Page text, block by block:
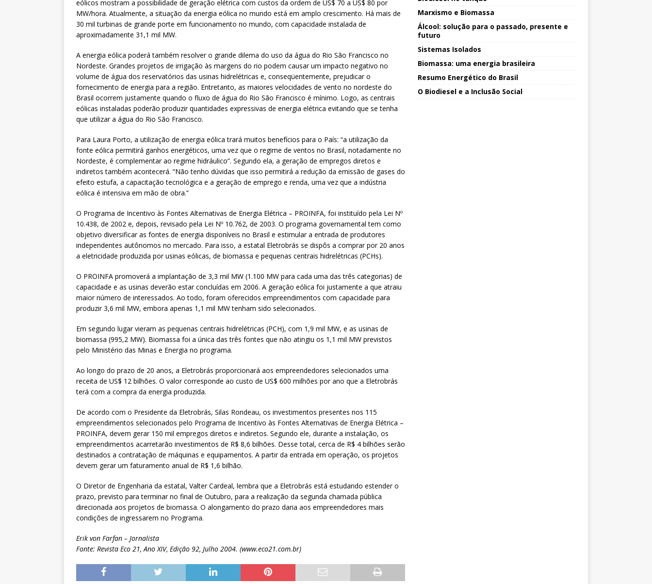
eólicos mostram a possibilidade de geração elétrica com custos da ordem de US$ 70 a US$ 80 por
MW/hora. Atualmente, a situação da energia eólica no mundo está em amplo crescimento. Há mais de
30 mil turbinas de grande porte em funcionamento no mundo, com capacidade instalada de
aproximadamente 31,1 mil MW.
A energia eólica poderá também resolver o grande dilema do uso da água do Rio São Francisco no
Nordeste. Grandes projetos de irrigação às margens do rio podem causar um impacto negativo no
volume de água dos reservatórios das usinas hidrelétricas e, conseqüentemente, prejudicar o
fornecimento de energia para a região. Entretanto, as maiores velocidades de vento no nordeste do
Brasil ocorrem justamente quando o fluxo de água do Rio São Francisco é mínimo. Logo, as centrais
eólicas instaladas poderão produzir quantidades expressivas de energia elétrica evitando que se tenha
que utilizar a água do Rio São Francisco.
Para Laura Porto, a utilização de energia eólica trará muitos benefícios para o País: “a utilização da
fonte eólica permitirá ganhos energéticos, uma vez que o regime de ventos no Brasil, notadamente no
Nordeste, é complementar ao regime hidráulico”. Segundo ela, a geração de empregos diretos e
indiretos também acontecerá. “Não tenho dúvidas que isso permitirá a redução da emissão de gases do
efeito estufa, a capacitação tecnológica e a geração de emprego e renda, uma vez que a indústria
eólica é intensiva em mão de obra.”
O Programa de Incentivo às Fontes Alternativas de Energia Elétrica – PROINFA, foi instituído pela Lei Nº
10.438, de 2002 e, depois, revisado pela Lei Nº 10.762, de 2003. O programa governamental tem como
objetivo diversificar as fontes de energia disponíveis no Brasil e estimular a entrada de produtores
independentes autônomos no mercado. Para isso, a estatal Eletrobrás se dispôs a comprar por 20 anos
a eletricidade produzida por usinas eólicas, de biomassa e pequenas centrais hidrelétricas (PCHs).
O PROINFA promoverá a implantação de 3,3 mil MW (1.100 MW para cada uma das três categorias) de
capacidade e as usinas deverão estar concluídas em 2006. A geração eólica foi justamente a que atraiu
maior número de interessados. Ao todo, foram oferecidos empreendimentos com capacidade para
produzir 3,6 mil MW, embora apenas 1,1 mil MW tenham sido selecionados.
Em segundo lugar vieram as pequenas centrais hidrelétricas (PCH), com 1,9 mil MW, e as usinas de
biomassa (995,2 MW). Biomassa foi a única das três fontes que não atingiu os 1,1 mil MW previstos
pelo Ministério das Minas e Energia no programa.
Ao longo do prazo de 20 anos, a Eletrobrás proporcionará aos empreendedores selecionados uma
receita de US$ 12 bilhões. O valor corresponde ao custo de US$ 600 milhões por ano que a Eletrobrás
terá com a compra da energia produzida.
De acordo com o Presidente da Eletrobrás, Silas Rondeau, os investimentos presentes nos 115
empreendimentos selecionados pelo Programa de Incentivo às Fontes Alternativas de Energia Elétrica –
PROINFA, devem gerar 150 mil empregos diretos e indiretos. Segundo ele, durante a instalação, os
empreendimentos acarretarão investimentos de R$ 8,6 bilhões. Desse total, cerca de R$ 4 bilhões serão
destinados a contratação de máquinas e equipamentos. A partir da entrada em operação, os projetos
devem gerar um faturamento anual de R$ 1,6 bilhão.
O Diretor de Engenharia da estatal, Valter Cardeal, lembra que a Eletrobrás está estudando estender o
prazo, previsto para terminar no final de Outubro, para a realização da segunda chamada pública
direcionada aos projetos de biomassa. O alongamento do prazo daria aos empreendedores mais
condições de ingressarem no Programa.
Erik von Farfan – Jornalista
Fonte: Revista Eco 21, Ano XIV, Edição 92, Julho 2004. (www.eco21.com.br)
Marxismo e Biomassa
Álcool: solução para o passado, presente e
futuro
Sistemas Isolados
Biomassa: uma energia brasileira
Resumo Energético do Brasil
O Biodiesel e a Inclusão Social